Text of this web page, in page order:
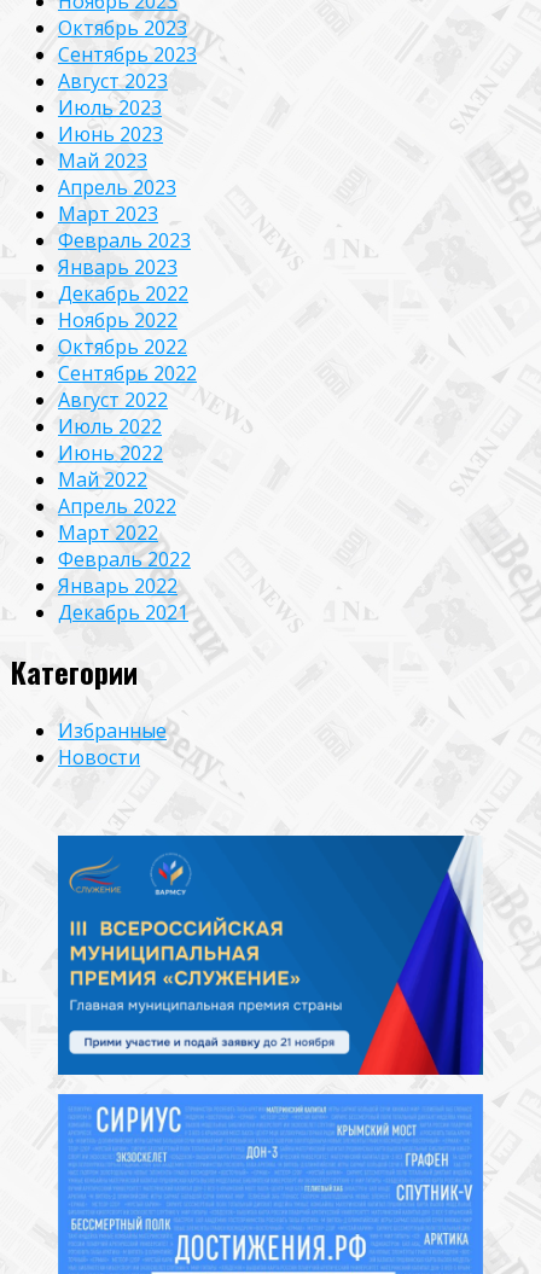
Октябрь 2023
Сентябрь 2023
Август 2023
Июль 2023
Июнь 2023
Май 2023
Апрель 2023
Март 2023
Февраль 2023
Январь 2023
Декабрь 2022
Ноябрь 2022
Октябрь 2022
Сентябрь 2022
Август 2022
Июль 2022
Июнь 2022
Май 2022
Апрель 2022
Март 2022
Февраль 2022
Январь 2022
Декабрь 2021
Категории
Избранные
Новости